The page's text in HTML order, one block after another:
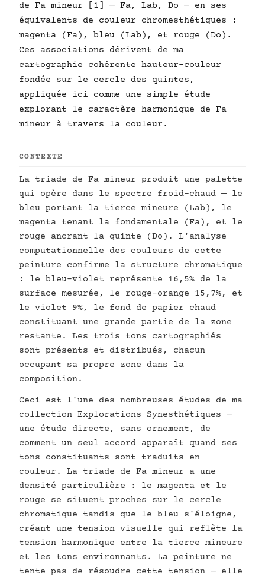
de Fa mineur [1] — Fa, Lab, Do — en ses
équivalents de couleur chromesthétiques :
magenta (Fa), bleu (Lab), et rouge (Do).
Ces associations dérivent de ma
cartographie cohérente hauteur-couleur
fondée sur le cercle des quintes,
appliquée ici comme une simple étude
explorant le caractère harmonique de Fa
mineur à travers la couleur.
CONTEXTE
La triade de Fa mineur produit une palette
qui opère dans le spectre froid-chaud — le
bleu portant la tierce mineure (Lab), le
magenta tenant la fondamentale (Fa), et le
rouge ancrant la quinte (Do). L'analyse
computationnelle des couleurs de cette
peinture confirme la structure chromatique
: le bleu-violet représente 16,5% de la
surface mesurée, le rouge-orange 15,7%, et
le violet 9%, le fond de papier chaud
constituant une grande partie de la zone
restante. Les trois tons cartographiés
sont présents et distribués, chacun
occupant sa propre zone dans la
composition.
Ceci est l'une des nombreuses études de ma
collection Explorations Synesthétiques —
une étude directe, sans ornement, de
comment un seul accord apparaît quand ses
tons constituants sont traduits en
couleur. La triade de Fa mineur a une
densité particulière : le magenta et le
rouge se situent proches sur le cercle
chromatique tandis que le bleu s'éloigne,
créant une tension visuelle qui reflète la
tension harmonique entre la tierce mineure
et les tons environnants. La peinture ne
tente pas de résoudre cette tension — elle